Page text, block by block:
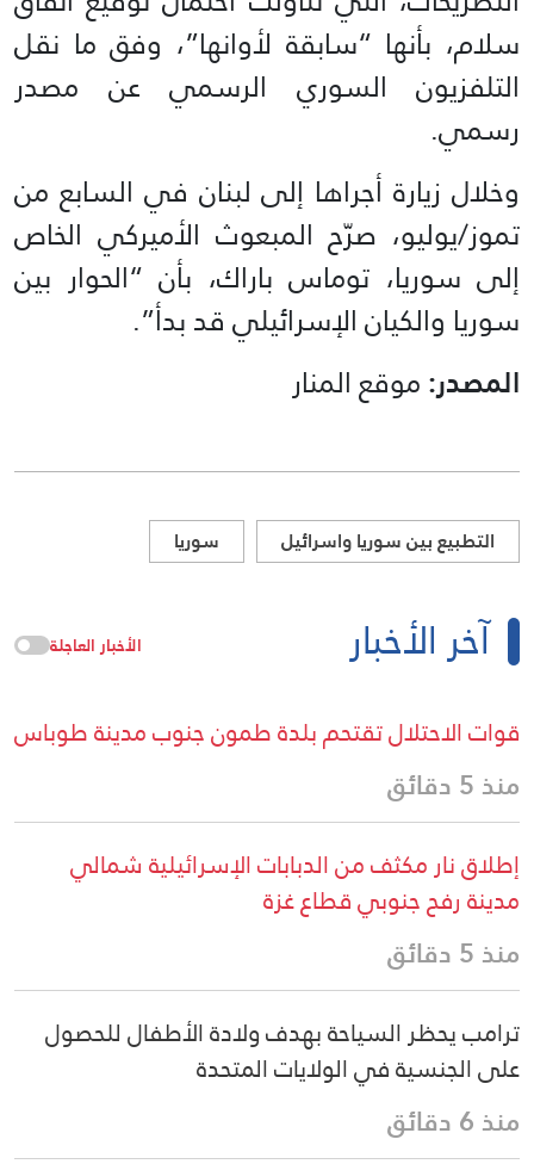
سلام، بأنها “سابقة لأوانها”، وفق ما نقل
التلفزيون السوري الرسمي عن مصدر
رسمي.
وخلال زيارة أجراها إلى لبنان في السابع من
تموز/يوليو، صرّح المبعوث الأميركي الخاص
إلى سوريا، توماس باراك، بأن “الحوار بين
سوريا والكيان الإسرائيلي قد بدأ”.
المصدر:موقع المنار
التطبيع بين سوريا واسرائيل سوريا
آخر الأخبار الأخبار العاجلة
قوات الاحتلال تقتحم بلدة طمون جنوب مدينة طوباس
منذ 5 دقائق
إطلاق نار مكثف من الدبابات الإسرائيلية شمالي
مدينة رفح جنوبي قطاع غزة
منذ 5 دقائق
ترامب يحظر السياحة بهدف ولادة الأطفال للحصول
على الجنسية في الولايات المتحدة
منذ 6 دقائق